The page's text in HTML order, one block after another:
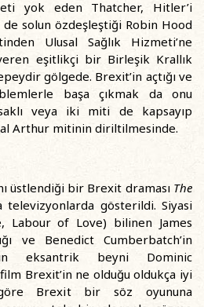
yok eden Thatcher, Hitler’i
solun özdeşleştiği Robin Hood
Ulusal Sağlık Hizmeti’ne
eşitlikçi bir Birleşik Krallık
gölgede. Brexit’in açtığı ve
başa çıkmak da onu
veya iki miti de kapsayıp
Arthur mitinin diriltilmesinde.
üstlendiği bir Brexit draması The
gösterildi. Siyasi
Labour of Love) bilinen James
ve Benedict Cumberbatch’in
eksantrik beyni Dominic
film Brexit’in ne olduğu oldukça iyi
göre Brexit bir söz oyununa